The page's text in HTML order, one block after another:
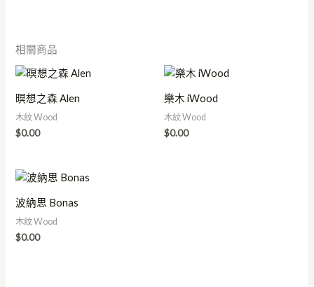
相關商品
暝想之森 Alen
木紋 Wood
$0.00
樂木 iWood
木紋 Wood
$0.00
波納思 Bonas
木紋 Wood
$0.00